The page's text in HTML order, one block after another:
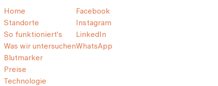
Home
Standorte
So funktioniert's
Was wir untersuchen
Blutmarker
Preise
Technologie
Facebook
Instagram
LinkedIn
WhatsApp